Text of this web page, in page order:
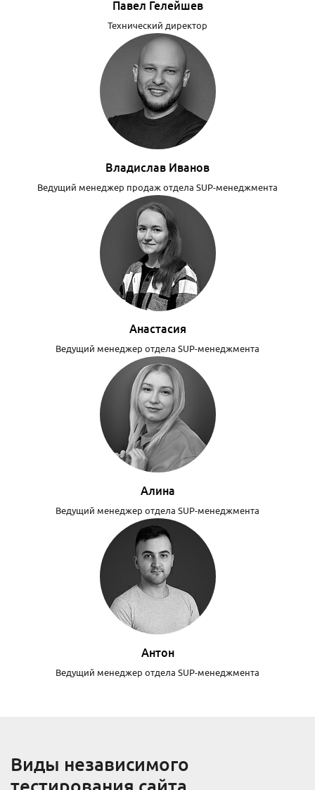
Павел Гелейшев
Технический директор
Владислав Иванов
Ведущий менеджер продаж отдела SUP-менеджмента
Анастасия
Ведущий менеджер отдела SUP-менеджмента
Алина
Ведущий менеджер отдела SUP-менеджмента
Антон
Ведущий менеджер отдела SUP-менеджмента
Виды независимого